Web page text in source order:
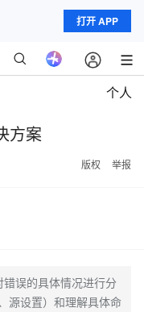
打开 APP
个人
方案
版权 举报
误的具体情况进行分
源设置）和理解具体命